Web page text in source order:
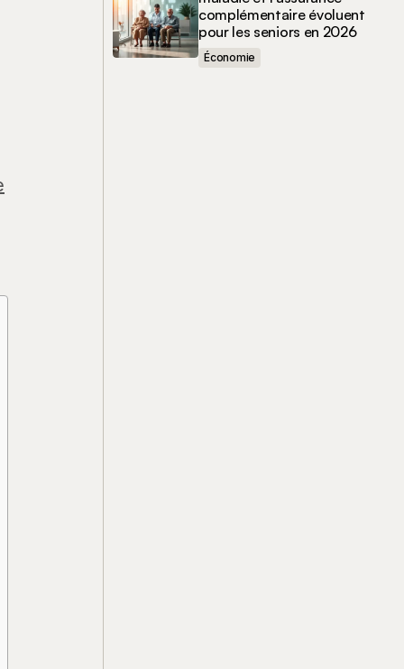
complémentaire évoluent
pour les seniors en 2026
Économie